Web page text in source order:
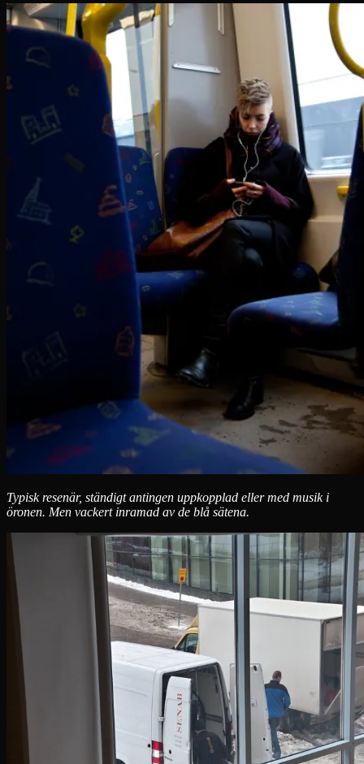
Typisk resenär, ständigt antingen uppkopplad eller med musik i
öronen. Men vackert inramad av de blå sätena.